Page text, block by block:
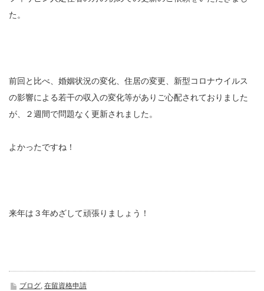
た。
前回と比べ、婚姻状況の変化、住居の変更、新型コロナウイルス
の影響による若干の収入の変化等がありご心配されておりました
が、２週間で問題なく更新されました。
よかったですね！
来年は３年めざして頑張りましょう！
ブログ, 在留資格申請